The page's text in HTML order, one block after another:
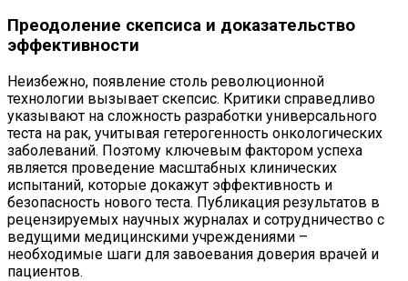
Преодоление скепсиса и доказательство
эффективности
Неизбежно, появление столь революционной
технологии вызывает скепсис. Критики справедливо
указывают на сложность разработки универсального
теста на рак, учитывая гетерогенность онкологических
заболеваний. Поэтому ключевым фактором успеха
является проведение масштабных клинических
испытаний, которые докажут эффективность и
безопасность нового теста. Публикация результатов в
рецензируемых научных журналах и сотрудничество с
ведущими медицинскими учреждениями –
необходимые шаги для завоевания доверия врачей и
пациентов.